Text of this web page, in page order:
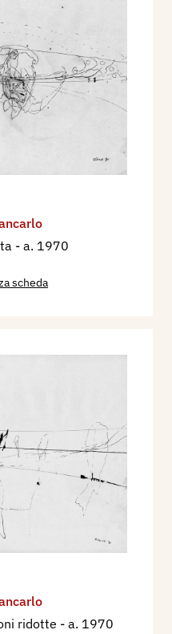
- a. 1970
scheda
ridotte - a. 1970